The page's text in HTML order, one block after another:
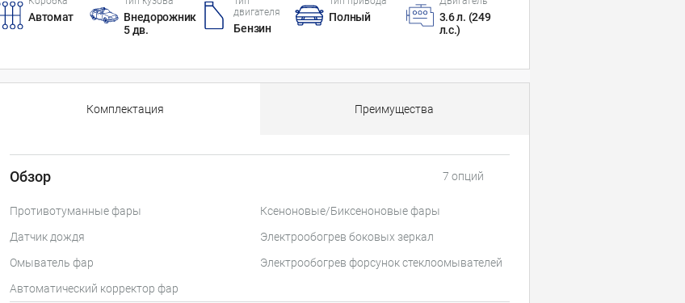
Автомат
Внедорожник
5 дв.
двигателя
Бензин
Полный
3.6 л. (249
л.с.)
Комплектация Преимущества
Обзор 7 опций
Противотуманные фары
Ксеноновые/Биксеноновые фары
Датчик дождя
Электрообогрев боковых зеркал
Омыватель фар
Электрообогрев форсунок стеклоомывателей
Автоматический корректор фар